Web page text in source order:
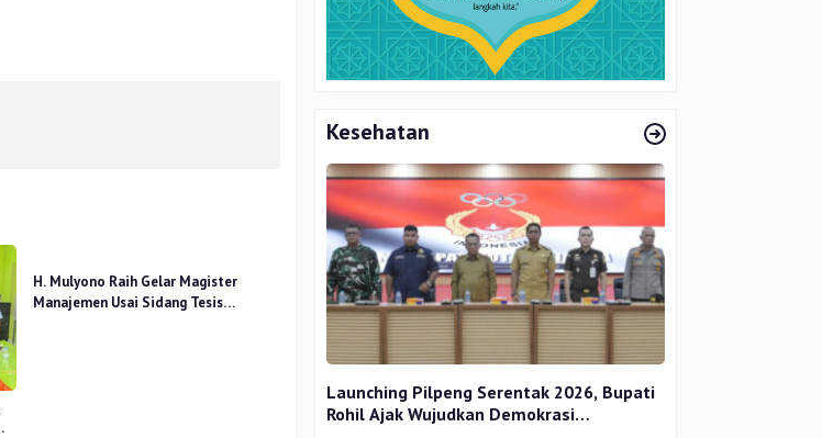
H. Mulyono Raih Gelar Magister
Manajemen Usai Sidang Tesis
Kesehatan
Launching Pilpeng Serentak 2026, Bupati
Rohil Ajak Wujudkan Demokrasi